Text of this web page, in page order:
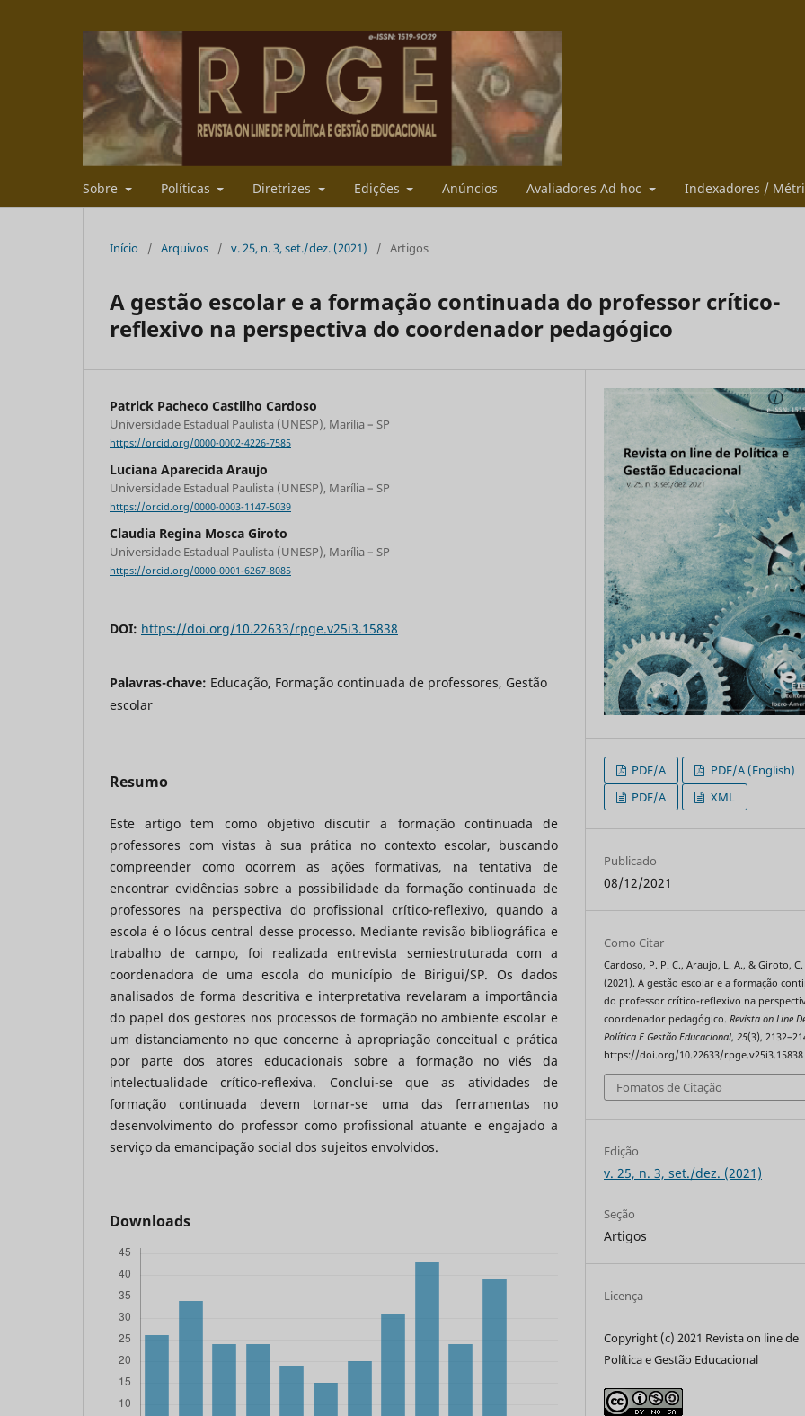
Sobre Políticas Diretrizes Edições Anúncios Avaliadores Ad hoc Indexadores /
Início / Arquivos / v. 25, n. 3, set./dez. (2021) / Artigos
A gestão escolar e a formação continuada do professor crítico-
reflexivo na perspectiva do coordenador pedagógico
Patrick Pacheco Castilho Cardoso
Universidade Estadual Paulista (UNESP), Marília – SP
https://orcid.org/0000-0002-4226-7585
Luciana Aparecida Araujo
Universidade Estadual Paulista (UNESP), Marília – SP
https://orcid.org/0000-0003-1147-5039
Claudia Regina Mosca Giroto
Universidade Estadual Paulista (UNESP), Marília – SP
https://orcid.org/0000-0001-6267-8085
DOI: https://doi.org/10.22633/rpge.v25i3.15838
Palavras-chave: Educação, Formação continuada de professores, Gestão
escolar
Resumo
Este artigo tem como objetivo discutir a formação continuada de
professores com vistas à sua prática no contexto escolar, buscando
compreender como ocorrem as ações formativas, na tentativa de
encontrar evidências sobre a possibilidade da formação continuada de
professores na perspectiva do profissional crítico-reflexivo, quando a
escola é o lócus central desse processo. Mediante revisão bibliográfica e
trabalho de campo, foi realizada entrevista semiestruturada com a
coordenadora de uma escola do município de Birigui/SP. Os dados
analisados de forma descritiva e interpretativa revelaram a importância
do papel dos gestores nos processos de formação no ambiente escolar e
um distanciamento no que concerne à apropriação conceitual e prática
por parte dos atores educacionais sobre a formação no viés da
intelectualidade crítico-reflexiva. Conclui-se que as atividades de
formação continuada devem tornar-se uma das ferramentas no
desenvolvimento do professor como profissional atuante e engajado a
serviço da emancipação social dos sujeitos envolvidos.
Downloads
PDF/A
PDF/A (English)
PDF/A
XML
Publicado
08/12/2021
Como Citar
Cardoso, P. P. C., Araujo, L. A., & Giroto, C.
(2021). A gestão escolar e a formação
do professor crítico-reflexivo na
coordenador pedagógico.Revista on Line
Política E Gestão Educacional,25(3),
https://doi.org/10.22633/rpge.v25i3.15838
Fomatos de Citação
Edição
v. 25, n. 3, set./dez. (2021)
Seção
Artigos
Licença
Copyright (c) 2021 Revista on line de
Política e Gestão Educacional